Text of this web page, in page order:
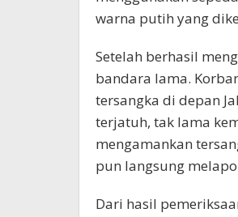
warna putih yang
Setelah berhasil
bandara lama.
tersangka di depan
terjatuh, tak lama
mengamankan
pun langsung
Dari hasil